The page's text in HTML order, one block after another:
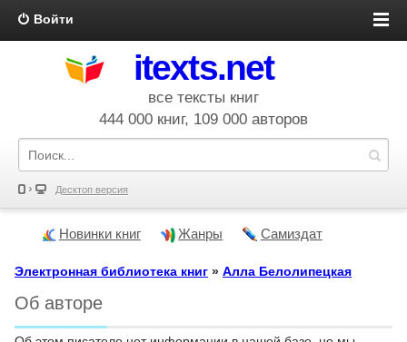
Войти
itexts.net
все тексты книг
444 000 книг, 109 000 авторов
Десктоп версия
Новинки книг Жанры Самиздат
Электронная библиотека книг » Алла Белолипецкая
Об авторе